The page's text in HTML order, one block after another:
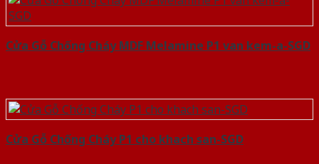
Cửa Gỗ Chống Cháy MDF Melamine P1 van kem-a-SGD
Cửa Gỗ Chống Cháy P1 cho khach san-SGD